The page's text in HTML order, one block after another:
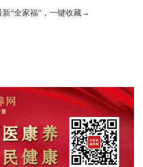
新“全家福”，一键收藏→